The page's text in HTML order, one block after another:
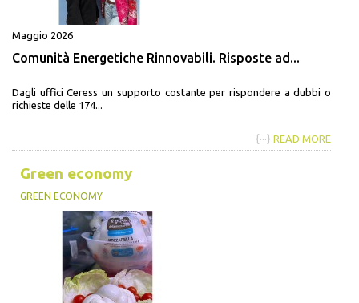
Maggio 2026
Comunità Energetiche Rinnovabili. Risposte ad...
Dagli uffici Ceress un supporto costante per rispondere a dubbi o
richieste delle 174...
{···} READ MORE
Green economy
GREEN ECONOMY